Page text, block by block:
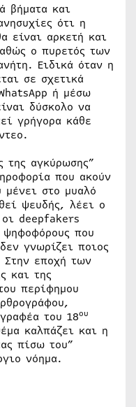
βήματα και
ότι η
είναι αρκετή και
ο πυρετός των
Ειδικά όταν η
σε σχετικά
ή μέσω
δύσκολο να
γρήγορα κάθε
της αγκύρωσης”
που ακούν
στο μυαλό
ψευδής, λέει ο
deepfakers
ψηφοφόρους που
γνωρίζει ποιος
Στην εποχή των
και της
περίφημου
του 18ου
καλπάζει και η
πίσω του”
νόημα.